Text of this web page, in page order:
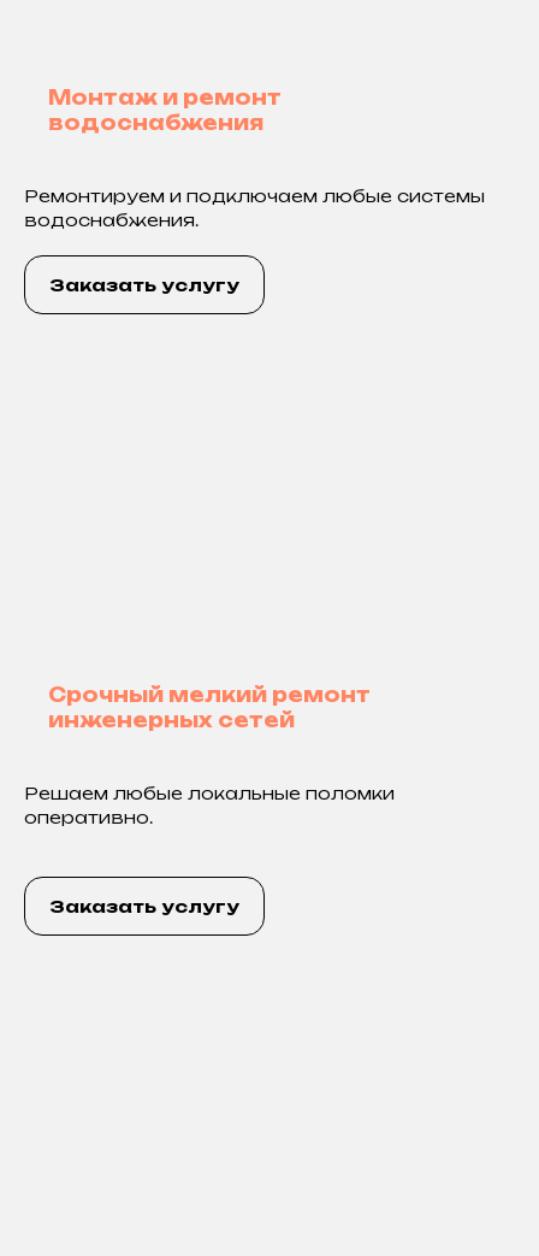
Монтаж и ремонт
водоснабжения
Ремонтируем и подключаем любые системы
водоснабжения.
Заказать услугу
Срочный мелкий ремонт
инженерных сетей
Решаем любые локальные поломки
оперативно.
Заказать услугу